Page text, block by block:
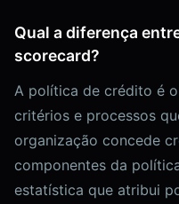
Qual a diferença
scorecard?
A política de crédito é
critérios e processos
organização concede
componentes da
estatística que atribui